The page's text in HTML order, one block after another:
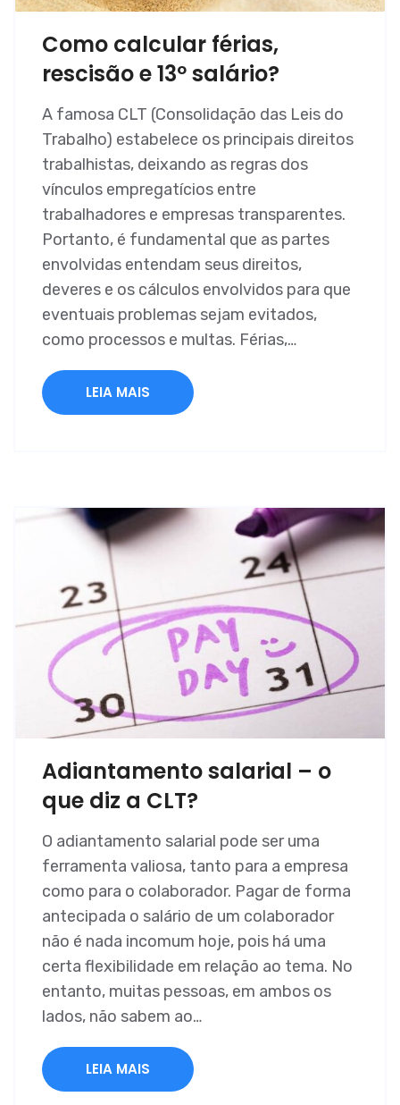
Como calcular férias,
rescisão e 13º salário?
A famosa CLT (Consolidação das Leis do
Trabalho) estabelece os principais direitos
trabalhistas, deixando as regras dos
vínculos empregatícios entre
trabalhadores e empresas transparentes.
Portanto, é fundamental que as partes
envolvidas entendam seus direitos,
deveres e os cálculos envolvidos para que
eventuais problemas sejam evitados,
como processos e multas. Férias,…
LEIA MAIS
Adiantamento salarial – o
que diz a CLT?
O adiantamento salarial pode ser uma
ferramenta valiosa, tanto para a empresa
como para o colaborador. Pagar de forma
antecipada o salário de um colaborador
não é nada incomum hoje, pois há uma
certa flexibilidade em relação ao tema. No
entanto, muitas pessoas, em ambos os
lados, não sabem ao…
LEIA MAIS